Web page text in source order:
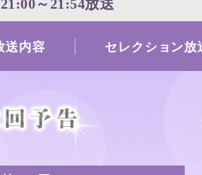
～21:54放送
送内容 セレクション